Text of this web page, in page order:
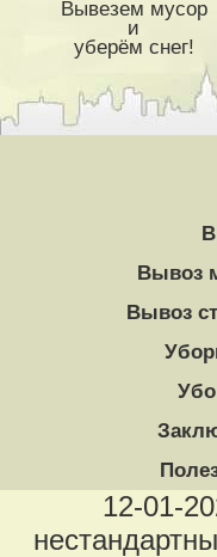
Вывезем мусор
и
уберём снег!
Вывоз
Вывоз
12-01-